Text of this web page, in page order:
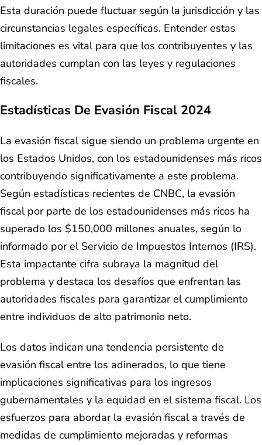
Esta duración puede fluctuar según la jurisdicción y las
circunstancias legales específicas. Entender estas
limitaciones es vital para que los contribuyentes y las
autoridades cumplan con las leyes y regulaciones
fiscales.
Estadísticas De Evasión Fiscal 2024
La evasión fiscal sigue siendo un problema urgente en
los Estados Unidos, con los estadounidenses más ricos
contribuyendo significativamente a este problema.
Según estadísticas recientes de CNBC, la evasión
fiscal por parte de los estadounidenses más ricos ha
superado los $150,000 millones anuales, según lo
informado por el Servicio de Impuestos Internos (IRS).
Esta impactante cifra subraya la magnitud del
problema y destaca los desafíos que enfrentan las
autoridades fiscales para garantizar el cumplimiento
entre individuos de alto patrimonio neto.
Los datos indican una tendencia persistente de
evasión fiscal entre los adinerados, lo que tiene
implicaciones significativas para los ingresos
gubernamentales y la equidad en el sistema fiscal. Los
esfuerzos para abordar la evasión fiscal a través de
medidas de cumplimiento mejoradas y reformas